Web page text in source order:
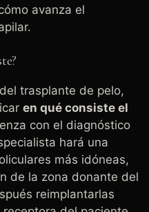
avanza el
trasplante de pelo,
en qué consiste el
con el diagnóstico
hará una
más idóneas,
de la zona donante del
reimplantarlas